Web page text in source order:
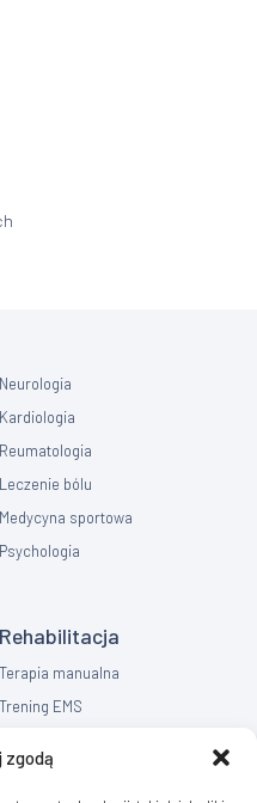
zgodą
Neurologia
Kardiologia
Reumatologia
Leczenie bólu
Medycyna sportowa
Psychologia
Rehabilitacja
Terapia manualna
Trening EMS
Masaż